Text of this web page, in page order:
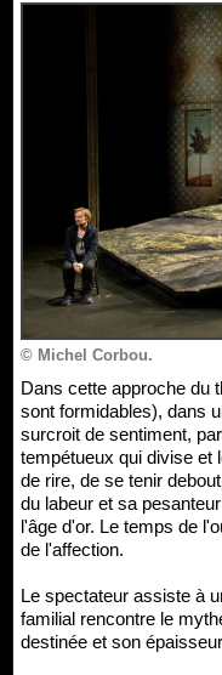
© Michel Corbou.
Dans cette approche du théâtre témoignage, les comédiens (ils
sont formidables), dans
surcroit de sentiment,
tempétueux qui divise et
de rire, de se tenir
du labeur et sa
l'âge d'or. Le temps de
de l'affection.
Le spectateur assiste à
familial rencontre le
destinée et son